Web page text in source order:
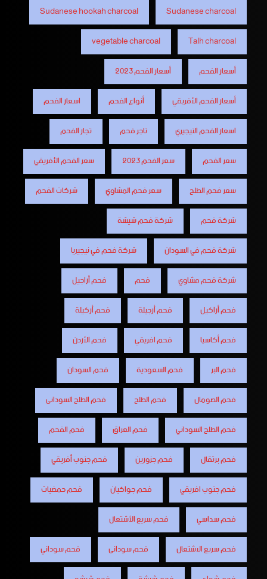
Sudanese charcoal
Sudanese hookah charcoal
Talh charcoal
vegetable charcoal
أسعار الفحم
أسعار الفحم 2023
أسعار الفحم الأفريقي
أنواع الفحم
اسعار الفحم
اسعار الفحم النيجيري
تاجر فحم
تجار الفحم
سعر الفحم
سعر الفحم 2023
سعر الفحم الأفريقي
سعر فحم الطلح
سعر فحم المشاوي
شركات الفحم
شركة فحم
شركة فحم شيشة
شركة فحم في السودان
شركة فحم في نيجيريا
شركة فحم مشاوي
فحم
فحم أراجيل
فحم أراكيل
فحم أرجيلة
فحم أركيلة
فحم أكاسيا
فحم افريقي
فحم الأردن
فحم البر
فحم السعودية
فحم السودان
فحم الصومال
فحم الطلح
فحم الطلح السودانى
فحم الطلح السوداني
فحم العراق
فحم الفحم
فحم برتقال
فحم جزورين
فحم جنوب أفريقي
فحم جنوب افريقي
فحم جواكيان
فحم حمضيات
فحم سداسي
فحم سريع الأشتعال
فحم سريع الاشتعال
فحم سودانى
فحم سوداني